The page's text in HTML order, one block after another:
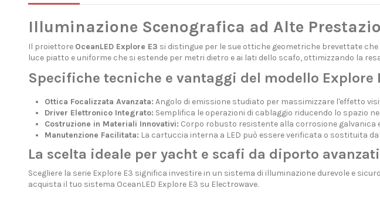
Illuminazione Scenografica ad Alte
Il proiettore OceanLED Explore E3 si distingue per le sue ottiche geometriche brevettate
luce piatto e uniforme che si estende per metri dietro e ai lati dello scafo, ottimizzando la
Specifiche tecniche e vantaggi del modello Explore
Ottica Focalizzata Avanzata: Angolo di emissione studiato per massimizzare l'effetto
Driver Elettronico Integrato: Semplifica le operazioni di cablaggio riducendo lo spazio
Costruzione in Materiali Innovativi: Corpo robusto resistente alla corrosione galvanica
Manutenzione Facilitata: La cartuccia interna a LED può essere verificata o sostituita
La scelta ideale per yacht e scafi da diporto avanzati
Scegliere la serie Explore E3 significa investire in un sistema di illuminazione durevole e
acquista il tuo sistema OceanLED Explore E3 su Electrowave.